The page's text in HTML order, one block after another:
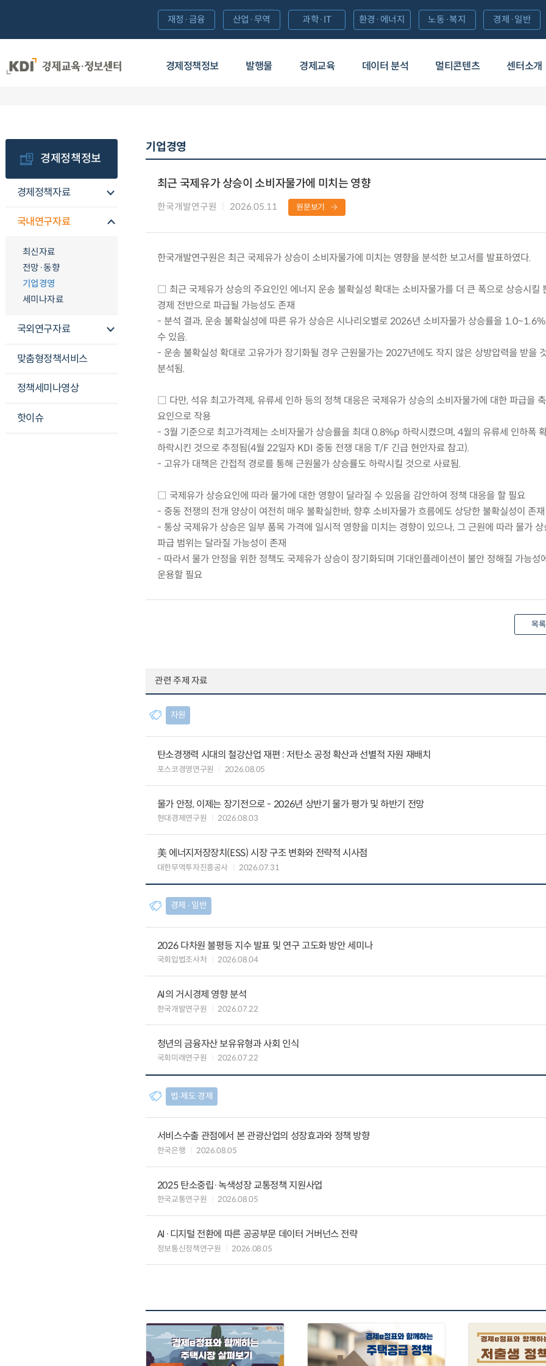
경제정책정보 발행물 경제교육 데이터 분석 멀티콘텐츠 센터소개
재정·금융 산업·무역 과학·IT 환경·에너지 노동·복지 경제·일반
경제정책정보
경제정책자료
국내연구자료
최신자료
전망·동향
기업경영
세미나자료
국외연구자료
맞춤형정책서비스
정책세미나영상
핫이슈
기업경영
최근 국제유가 상승이 소비자물가에 미치는 영향
한국개발연구원 2026.05.11 원문보기
한국개발연구원은 최근 국제유가 상승이 소비자물가에 미치는 영향을 분석한 보고서를 발표하였다.
□ 최근 국제유가 상승의 주요인인 에너지 운송 불확실성 확대는 소비자물가를 더 큰 폭으로 상승시킬
경제 전반으로 파급될 가능성도 존재
- 분석 결과, 운송 불확실성에 따른 유가 상승은 시나리오별로 2026년 소비자물가 상승률을
수 있음.
- 운송 불확실성 확대로 고유가가 장기화될 경우 근원물가는 2027년에도 작지 않은 상방압력을 받을
분석됨.
□ 다만, 석유 최고가격제, 유류세 인하 등의 정책 대응은 국제유가 상승의 소비자물가에 대한 파급을
요인으로 작용
- 3월 기준으로 최고가격제는 소비자물가 상승률을 최대 0.8%p 하락시켰으며, 4월의 유류세 인하폭
하락시킨 것으로 추정됨(4월 22일자 KDI 중동 전쟁 대응 T/F 긴급 현안자료 참고).
- 고유가 대책은 간접적 경로를 통해 근원물가 상승률도 하락시킬 것으로 사료됨.
□ 국제유가 상승요인에 따라 물가에 대한 영향이 달라질 수 있음을 감안하여 정책 대응을 할 필요
- 중동 전쟁의 전개 양상이 여전히 매우 불확실한바, 향후 소비자물가 흐름에도 상당한 불확실성이 존재
- 통상 국제유가 상승은 일부 품목 가격에 일시적 영향을 미치는 경향이 있으나, 그 근원에 따라 물가 상
파급 범위는 달라질 가능성이 존재
- 따라서 물가 안정을 위한 정책도 국제유가 상승이 장기화되며 기대인플레이션이 불안 정해질 가능성
운용할 필요
목
관련 주제 자료
자원
탄소경쟁력 시대의 철강산업 재편 : 저탄소 공정 확산과 선별적 자원 재배치
포스코경영연구원 2026.08.05
물가 안정, 이제는 장기전으로 - 2026년 상반기 물가 평가 및 하반기 전망
현대경제연구원 2026.08.03
美 에너지저장장치(ESS) 시장 구조 변화와 전략적 시사점
대한무역투자진흥공사 2026.07.31
경제 ∙ 일반
2026 다차원 불평등 지수 발표 및 연구 고도화 방안 세미나
국회입법조사처 2026.08.04
AI의 거시경제 영향 분석
한국개발연구원 2026.07.22
청년의 금융자산 보유유형과 사회 인식
국회미래연구원 2026.07.22
법∙제도 경제
서비스수출 관점에서 본 관광산업의 성장효과와 정책 방향
한국은행 2026.08.05
2025 탄소중립·녹색성장 교통정책 지원사업
한국교통연구원 2026.08.05
AI·디지털 전환에 따른 공공부문 데이터 거버넌스 전략
정보통신정책연구원 2026.08.05